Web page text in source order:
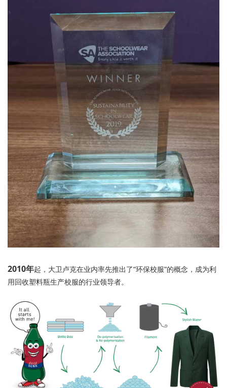
2010年起，大卫卢克在业内率先推出了“环保校服”的概念，成为利
用回收塑料瓶生产校服的行业领导者。